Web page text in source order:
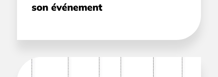
son événement